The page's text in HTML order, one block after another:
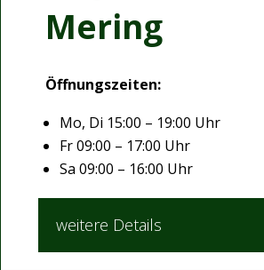
Mering
Öffnungszeiten:
Mo, Di 15:00 – 19:00 Uhr
Fr 09:00 – 17:00 Uhr
Sa 09:00 – 16:00 Uhr
weitere Details